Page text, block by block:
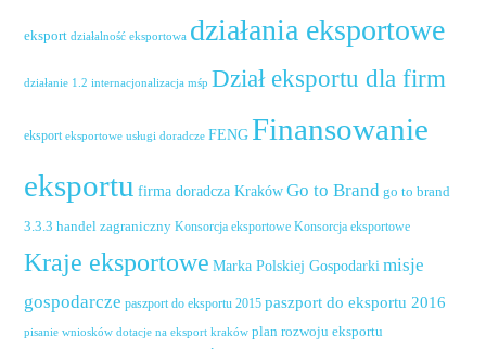
eksport działalność eksportowa działania eksportowe
działanie 1.2 internacjonalizacja mśp Dział eksportu dla firm
eksport eksportowe usługi doradcze FENG Finansowanie
eksportu firma doradcza Kraków Go to Brand go to brand
3.3.3 handel zagraniczny Konsorcja eksportowe Konsorcja eksportowe
Kraje eksportowe Marka Polskiej Gospodarki misje
gospodarcze paszport do eksportu 2015 paszport do eksportu 2016
pisanie wniosków dotacje na eksport kraków plan rozwoju eksportu